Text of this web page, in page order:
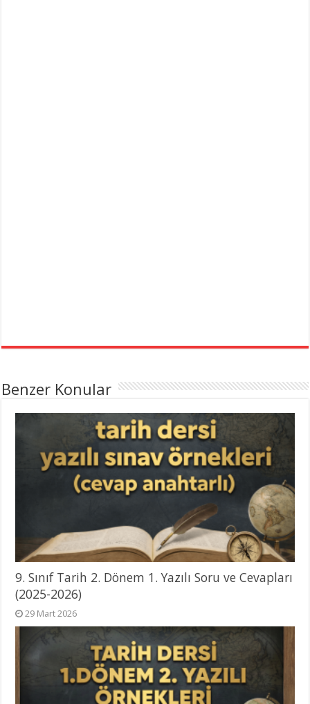
Benzer Konular
9. Sınıf Tarih 2. Dönem 1. Yazılı Soru ve Cevapları
(2025-2026)
29 Mart 2026